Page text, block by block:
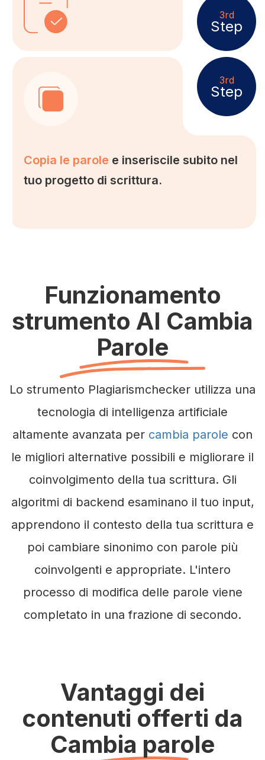
3rd
Step
Copia le parole e inseriscile subito nel
tuo progetto di scrittura.
3rd
Step
Funzionamento
strumento AI Cambia
Parole
Lo strumento Plagiarismchecker utilizza una
tecnologia di intelligenza artificiale
altamente avanzata per cambia parole con
le migliori alternative possibili e migliorare il
coinvolgimento della tua scrittura. Gli
algoritmi di backend esaminano il tuo input,
apprendono il contesto della tua scrittura e
poi cambiare sinonimo con parole più
coinvolgenti e appropriate. L'intero
processo di modifica delle parole viene
completato in una frazione di secondo.
Vantaggi dei
contenuti offerti da
Cambia parole